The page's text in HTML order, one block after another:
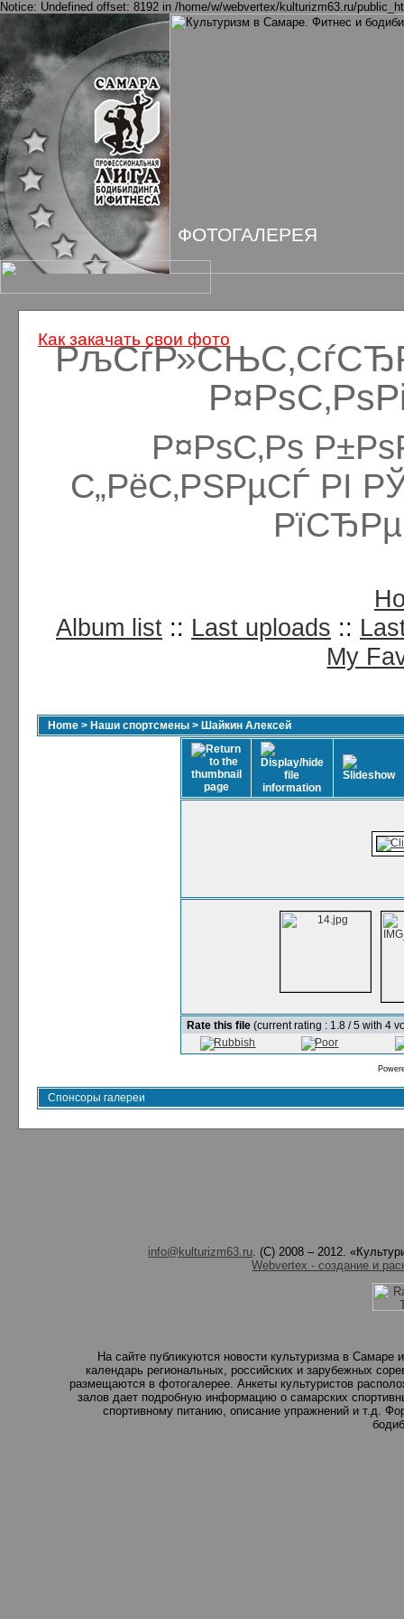
Notice: Undefined offset: 8192 in /home/w/webvertex/kulturizm63.ru/
Р¤РѕС‚Рѕ
С„РёС‚РЅРµСЃ РІ
Album list :: Last uploads ::
My
Home > Наши спортсмены > Шайкин Алексей
Rate this file (current rating : 1.8 / 5 with 4
Спонсоры галереи
info@kulturizm63.ru. (C) 2008 – 2012.
Webvertex - создание и
На сайте публикуются новости культуризма в
календарь региональных, российских и зарубежных
размещаются в фотогалерее. Анкеты культуристов
залов дает подробную информацию о самарских
спортивному питанию, описание упражнений и т.д.
ФОТОГАЛЕРЕЯ
Как закачать свои фото